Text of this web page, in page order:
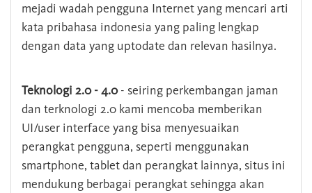
mejadi wadah pengguna Internet yang mencari arti
kata pribahasa indonesia yang paling lengkap
dengan data yang uptodate dan relevan hasilnya.
Teknologi 2.0 - 4.0- seiring perkembangan jaman
dan terknologi 2.0 kami mencoba memberikan
UI/user interface yang bisa menyesuaikan
perangkat pengguna, seperti menggunakan
smartphone, tablet dan perangkat lainnya, situs ini
mendukung berbagai perangkat sehingga akan